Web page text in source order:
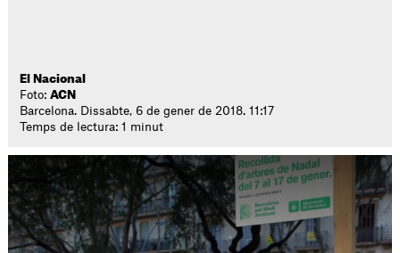
El Nacional
Foto:ACN
Barcelona. Dissabte, 6 de gener de 2018. 11:17
Temps de lectura: 1 minut